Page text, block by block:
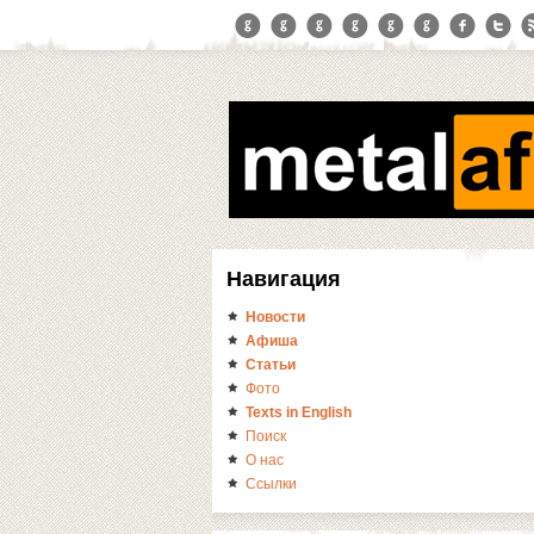
Навигация
Новости
Афиша
Статьи
Фото
Texts in English
Поиск
О нас
Ссылки